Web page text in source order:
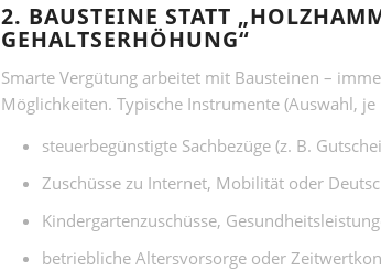
2. BAUSTEINE STATT
GEHALTSERHÖHUNG“
Smarte Vergütung arbeitet mit Bausteinen –
Möglichkeiten. Typische Instrumente (Auswahl,
steuerbegünstigte Sachbezüge (z. B.
Zuschüsse zu Internet, Mobilität oder
Kindergartenzuschüsse,
betriebliche Altersvorsorge oder